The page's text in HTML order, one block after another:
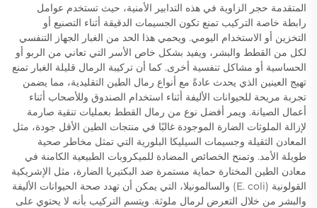
المتقدمة حجر الزاوية في هذه التدابير الأمنية، حيث تستخدم عوامل
رابطة خاصة التركيب تمنع تكون الجسيمات الدقيقة أثناء التصنيع أو
التخزين أو الاستخدام اليومي. ويحمي هذا الحد من الغبار الجهاز التنفسي
لكل من القطط والبشر، ويفيد بشكل خاص الأسر التي تعاني من الربو أو
الحساسية أو مشاكل تنفسية أخرى. كما أن تركيبة الرمال قليلة الغبار تمنع
تهيج العينين الذي يحدث عادةً مع أنواع رمال الطين التقليدية، مما يضمن
تجربة مريحة للحيوانات الأليفة أثناء استخدام الصندوق وللأصحاب أثناء
أعمال الصيانة. ويمر أفضل نوع من رمال القطط بعمليات تنقية صارمة
لإزالة الملوثات الضارة الموجودة غالبًا في منتجات الطين الأقل جودة، مثل
المعادن الثقيلة وجسيمات السيليكا البلورية التي تمثل مخاطر صحية
طويلة الأمد. وتمنح الخصائص المضادة للميكروبات الطبيعية الكامنة في
معادن الطين المختارة حماية مستمرة ضد البكتيريا الضارة، مثل الإشريكية
القولونية (E. coli) والسالمونيلا، التي يمكن أن تهدد صحة الحيوانات الأليفة
والبشر من خلال التعرض لرمال ملوثة. ويتسم التركيب بأنه لا يحتوي على